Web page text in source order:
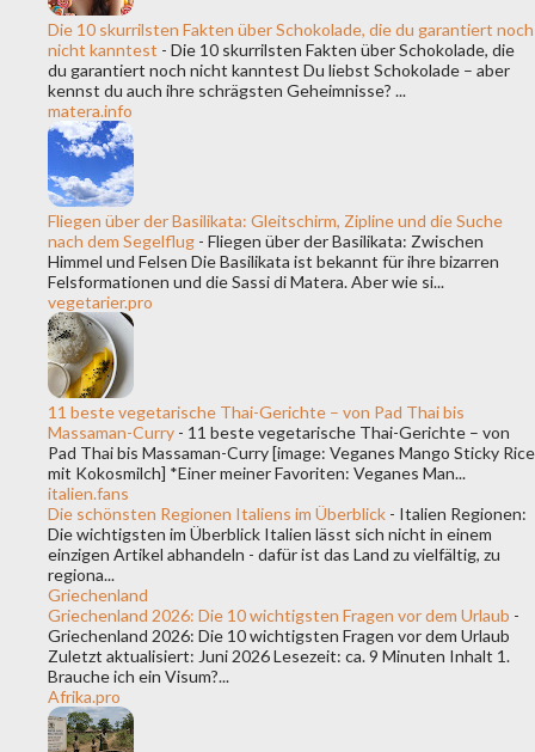
vergangenen zwei Jahrzehnten fest im deutschen Einzelhandel
und der Gastronomie etabliert. Laut Daten des Deutschen
Weininstituts (DWI) rangiert Spanien regelmäßig unter den
Top-3-Weinimportl...
Die 10 skurrilsten Fakten über Schokolade, die du garantiert noch
nicht kanntest - Die 10 skurrilsten Fakten über Schokolade, die
du garantiert noch nicht kanntest Du liebst Schokolade – aber
kennst du auch ihre schrägsten Geheimnisse? ...
matera.info
Fliegen über der Basilikata: Gleitschirm, Zipline und die Suche
nach dem Segelflug - Fliegen über der Basilikata: Zwischen
Himmel und Felsen Die Basilikata ist bekannt für ihre bizarren
Felsformationen und die Sassi di Matera. Aber wie si...
vegetarier.pro
11 beste vegetarische Thai-Gerichte – von Pad Thai bis
Massaman-Curry - 11 beste vegetarische Thai-Gerichte – von
Pad Thai bis Massaman-Curry [image: Veganes Mango Sticky Rice
mit Kokosmilch] *Einer meiner Favoriten: Veganes Man...
italien.fans
Die schönsten Regionen Italiens im Überblick - Italien Regionen:
Die wichtigsten im Überblick Italien lässt sich nicht in einem
einzigen Artikel abhandeln - dafür ist das Land zu vielfältig, zu
regiona...
Griechenland
Griechenland 2026: Die 10 wichtigsten Fragen vor dem Urlaub -
Griechenland 2026: Die 10 wichtigsten Fragen vor dem Urlaub
Zuletzt aktualisiert: Juni 2026 Lesezeit: ca. 9 Minuten Inhalt 1.
Brauche ich ein Visum?...
Afrika.pro